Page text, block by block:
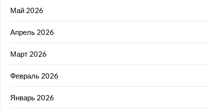
Май 2026
Апрель 2026
Март 2026
Февраль 2026
Январь 2026